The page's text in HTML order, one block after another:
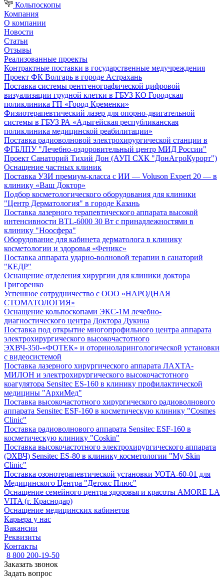
Кольпоскопы
Компания
О компании
Новости
Статьи
Отзывы
Реализованные проекты
Контрактные поставки в государственные медучреждения
Проект ФК Волгарь в городе Астрахань
Поставка системы рентгенографической цифровой
визуализации грудной клетки в ГБУЗ КО Городская
поликлиника ГП «Город Кременки»
Физиотерапевтический лазер для опорно-двигательной
системы в ГБУЗ РА «Адыгейская республиканская
поликлиника медицинской реабилитации»
Поставка радиоволновой электрохирургической станции в
ФГБЛПУ "Лечебно-оздоровительный центр МИД России"
Проект Санаторий Тихий Дон (АУП СХК "ДонАгроКурорт")
Оснащение частных клиник
Поставка УЗИ премиум-класса с ИИ — Voluson Expert 20 — в
клинику «Ваш Доктор»
Подбор косметологического оборудования для клиники
"Центр Дерматология" в городе Казань
Поставка лазерного терапевтического аппарата высокой
интенсивности BTL-6000 30 Вт с принадлежностями в
клинику "Ноосфера"
Оборудование для кабинета дерматолога в клинику
косметологии и здоровья «Феникс»
Поставка аппарата ударно-волновой терапии в санаторий
"КЕДР"
Оснащение отделения хирургии для клиники доктора
Григоренко
Успешное сотрудничество с ООО «НАРОДНАЯ
СТОМАТОЛОГИЯ»
Оснащение кольпоскопами ЭКС-1М лечебно-
диагностического центра Доктора Дукина
Поставка под открытие многопрофильного центра аппарата
электрохирургического высокочастотного
ЭХВЧ-350-«ФОТЕК» и оториноларингологической установки
с видеосистемой
Поставка лазерного хирургического аппарата ЛАХТА-
МИЛОН и электрохирургического высокочастотного
коагулятора Sensitec ES-160 в клинику профилактической
медицины "АрхиМед"
Поставка высокочастотного хирургического радиоволнового
аппарата Sensitec ESF-160 в косметическую клинику "Cosmes
Clinic"
Поставка радиоволнового аппарата Sensitec ESF-160 в
косметическую клинику "Coskin"
Поставка высокочастотного электрохирургического аппарата
(ЭХВЧ) Sensitec ES-80 в клинику косметологии "My Skin
Clinic"
Поставка озонотерапевтической установки УОТА-60-01 для
Медицинского Центра "Детокс Плюс"
Оснащение семейного центра здоровья и красоты AMORE LA
VITA (г. Краснодар)
Оснащение медицинских кабинетов
Карьера у нас
Вакансии
Реквизиты
Контакты
8 800 200-19-50
Заказать звонок
Задать вопрос